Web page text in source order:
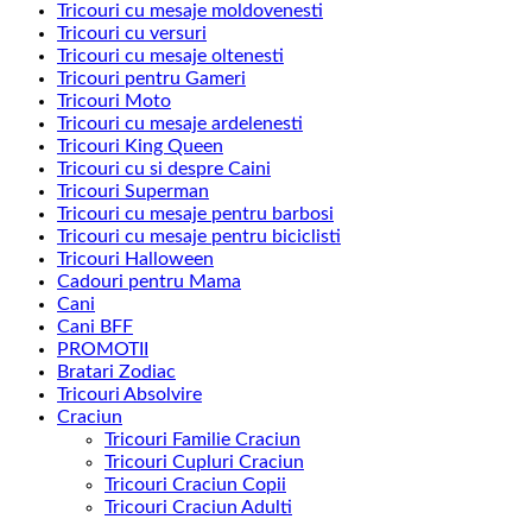
Tricouri cu mesaje moldovenesti
Tricouri cu versuri
Tricouri cu mesaje oltenesti
Tricouri pentru Gameri
Tricouri Moto
Tricouri cu mesaje ardelenesti
Tricouri King Queen
Tricouri cu si despre Caini
Tricouri Superman
Tricouri cu mesaje pentru barbosi
Tricouri cu mesaje pentru biciclisti
Tricouri Halloween
Cadouri pentru Mama
Cani
Cani BFF
PROMOTII
Bratari Zodiac
Tricouri Absolvire
Craciun
Tricouri Familie Craciun
Tricouri Cupluri Craciun
Tricouri Craciun Copii
Tricouri Craciun Adulti